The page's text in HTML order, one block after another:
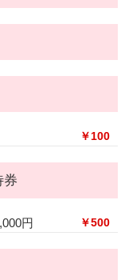
￥100
券
円 ￥500